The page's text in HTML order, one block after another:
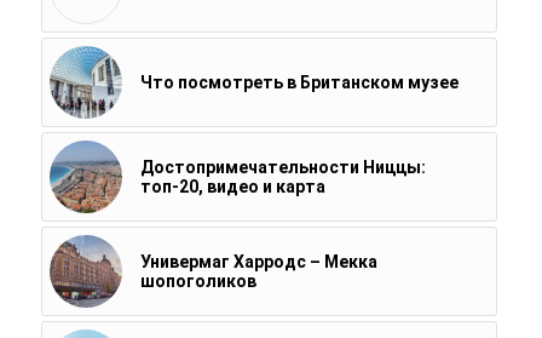
Что посмотреть в Британском музее
Достопримечательности Ниццы:
топ-20, видео и карта
Универмаг Харродс – Мекка
шопоголиков